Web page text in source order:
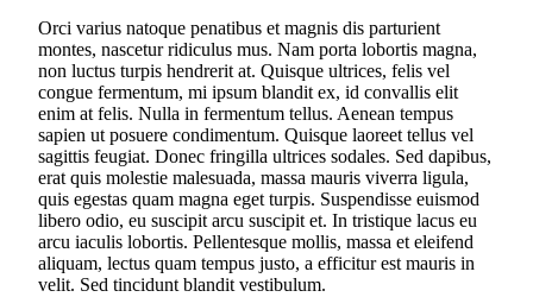
Orci varius natoque penatibus et magnis dis parturient
montes, nascetur ridiculus mus. Nam porta lobortis magna,
non luctus turpis hendrerit at. Quisque ultrices, felis vel
congue fermentum, mi ipsum blandit ex, id convallis elit
enim at felis. Nulla in fermentum tellus. Aenean tempus
sapien ut posuere condimentum. Quisque laoreet tellus vel
sagittis feugiat. Donec fringilla ultrices sodales. Sed dapibus,
erat quis molestie malesuada, massa mauris viverra ligula,
quis egestas quam magna eget turpis. Suspendisse euismod
libero odio, eu suscipit arcu suscipit et. In tristique lacus eu
arcu iaculis lobortis. Pellentesque mollis, massa et eleifend
aliquam, lectus quam tempus justo, a efficitur est mauris in
velit. Sed tincidunt blandit vestibulum.